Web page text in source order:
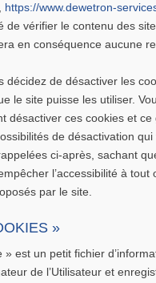
https://www.dewetron-
de vérifier le contenu des
en conséquence aucune
décidez de désactiver les
le site puisse les utiliser.
désactiver ces cookies et ce
de désactivation qui
ci-après, sachant
l’accessibilité à tout
par le site.
»
» est un petit fichier
de l’Utilisateur et